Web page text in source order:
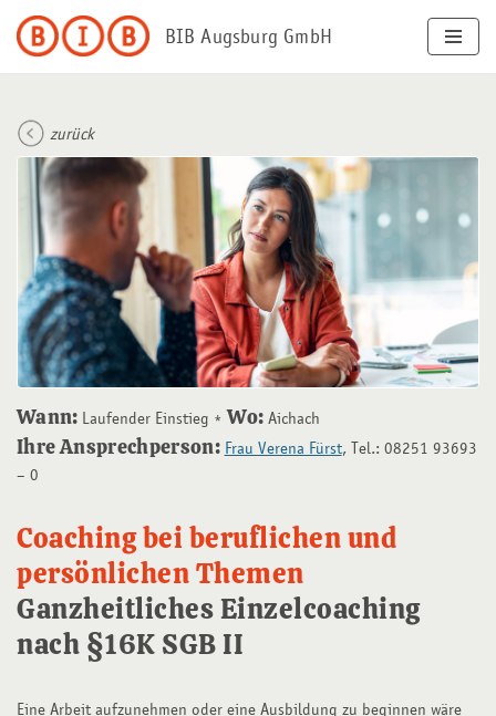
Zum
BIB Augsburg GmbH
zurück
Wann: Laufender Einstieg Wo: Aichach
Ihre Ansprechperson: Frau Verena Fürst, Tel.: 08251 93693
– 0
Coaching bei beruflichen und
persönlichen Themen
Ganzheitliches Einzelcoaching
nach §16K SGB II
Eine Arbeit aufzunehmen oder eine Ausbildung zu beginnen wäre